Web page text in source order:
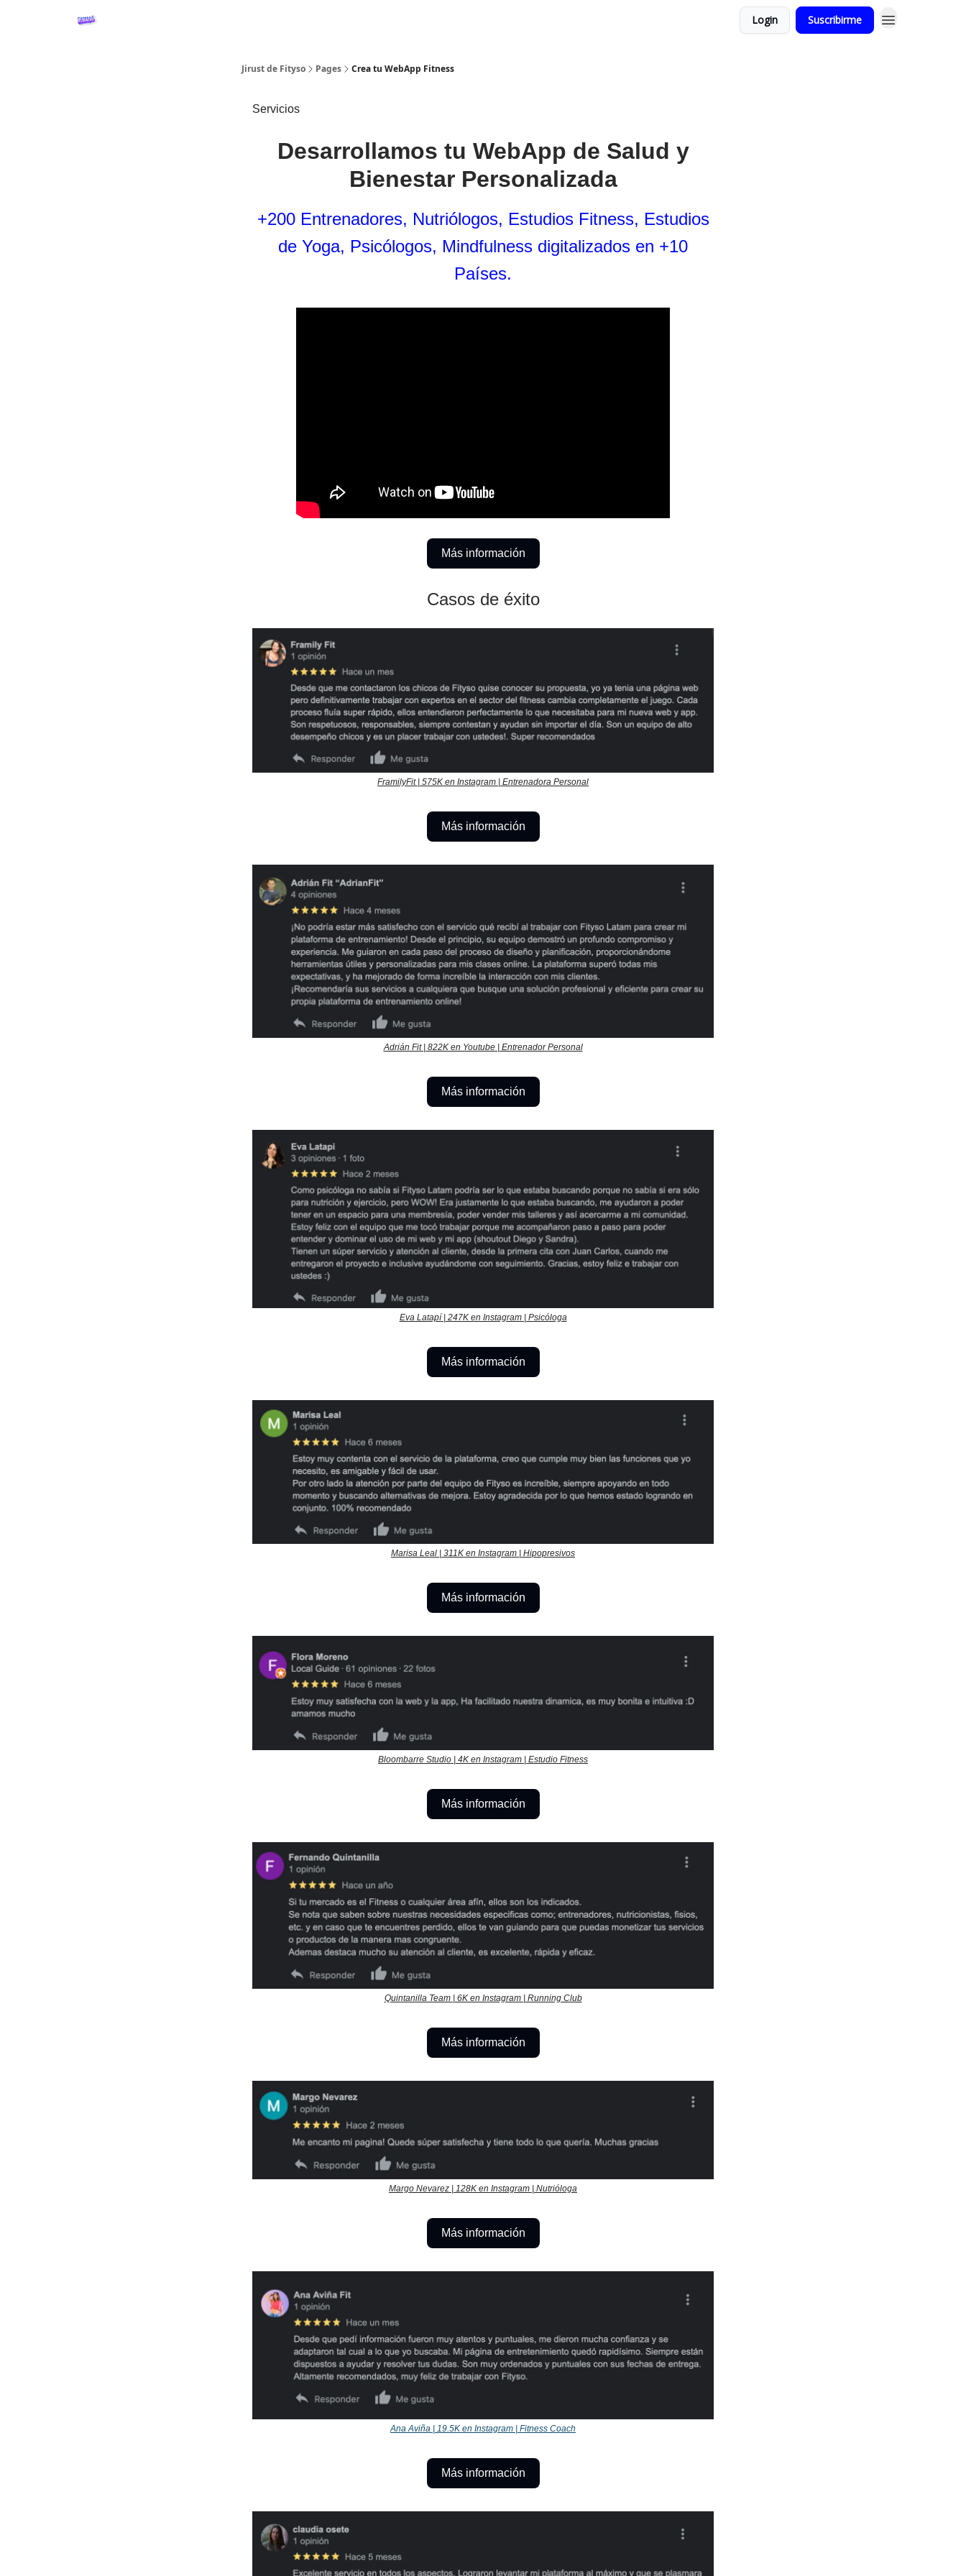
Login Suscribirme
Jirust de Fityso Pages Crea tu WebApp Fitness
Servicios
Desarrollamos tu WebApp de Salud y
Bienestar Personalizada
+200 Entrenadores, Nutriólogos, Estudios Fitness, Estudios
de Yoga, Psicólogos, Mindfulness digitalizados en +10
Países.
Más información
Casos de éxito
FramilyFit | 575K en Instagram | Entrenadora Personal
Más información
Adrián Fit | 822K en Youtube | Entrenador Personal
Más información
Eva Latapí | 247K en Instagram | Psicóloga
Más información
Marisa Leal | 311K en Instagram | Hipopresivos
Más información
Bloombarre Studio | 4K en Instagram | Estudio Fitness
Más información
Quintanilla Team | 6K en Instagram | Running Club
Más información
Margo Nevarez | 128K en Instagram | Nutrióloga
Más información
Ana Aviña | 19.5K en Instagram | Fitness Coach
Más información